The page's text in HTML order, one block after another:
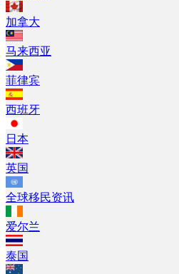
加拿大
马来西亚
菲律宾
西班牙
日本
英国
全球移民资讯
爱尔兰
泰国